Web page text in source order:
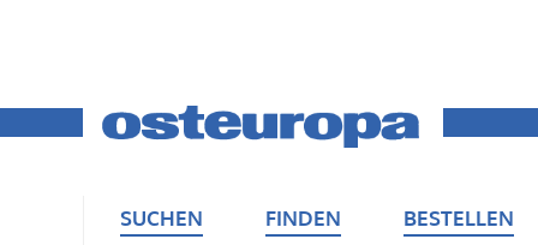
SUCHEN FINDEN BESTELLEN